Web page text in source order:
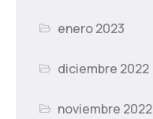
enero 2023
diciembre 2022
noviembre 2022